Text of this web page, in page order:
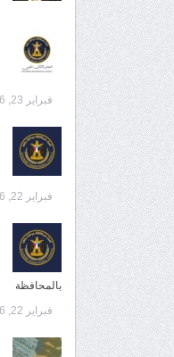
فبراير 23, 2026
فبراير 22, 2026
بالمحافظة
فبراير 22, 2026